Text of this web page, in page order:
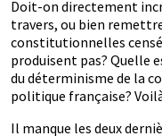
Doit-on directement
travers, ou bien
constitutionnelles
produisent pas? Quelle
du déterminisme de la
politique française?
Il manque les deux